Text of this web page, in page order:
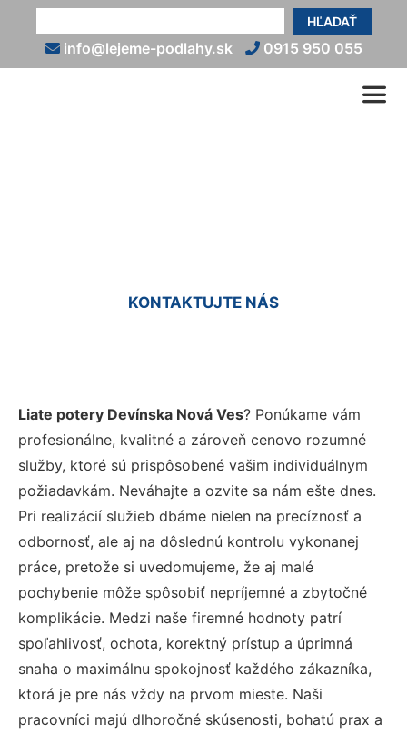
HĽADAŤ
info@lejeme-podlahy.sk 0915 950 055
KONTAKTUJTE NÁS
Liate potery Devínska Nová Ves? Ponúkame vám
profesionálne, kvalitné a zároveň cenovo rozumné
služby, ktoré sú prispôsobené vašim individuálnym
požiadavkám. Neváhajte a ozvite sa nám ešte dnes.
Pri realizácií služieb dbáme nielen na precíznosť a
odbornosť, ale aj na dôslednú kontrolu vykonanej
práce, pretože si uvedomujeme, že aj malé
pochybenie môže spôsobiť nepríjemné a zbytočné
komplikácie. Medzi naše firemné hodnoty patrí
spoľahlivosť, ochota, korektný prístup a úprimná
snaha o maximálnu spokojnosť každého zákazníka,
ktorá je pre nás vždy na prvom mieste. Naši
pracovníci majú dlhoročné skúsenosti, bohatú prax a